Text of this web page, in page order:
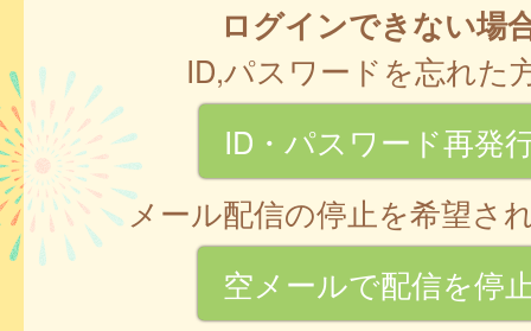
ログインできない場
ID,パスワードを忘れた
ID・パスワード再発
メール配信の停止を希望さ
空メールで配信を停